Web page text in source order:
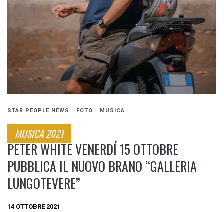
STAR PEOPLE NEWS FOTO MUSICA
MUSICA 2021
PETER WHITE VENERDÍ 15 OTTOBRE
PUBBLICA IL NUOVO BRANO “GALLERIA
LUNGOTEVERE”
14 OTTOBRE 2021